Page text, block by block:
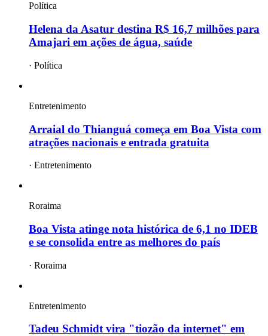
Política
Helena da Asatur destina R$ 16,7 milhões para
Amajari em ações de água, saúde
· Política
Entretenimento
Arraial do Thianguá começa em Boa Vista com
atrações nacionais e entrada gratuita
· Entretenimento
Roraima
Boa Vista atinge nota histórica de 6,1 no IDEB
e se consolida entre as melhores do país
· Roraima
Entretenimento
Tadeu Schmidt vira "tiozão da internet" em